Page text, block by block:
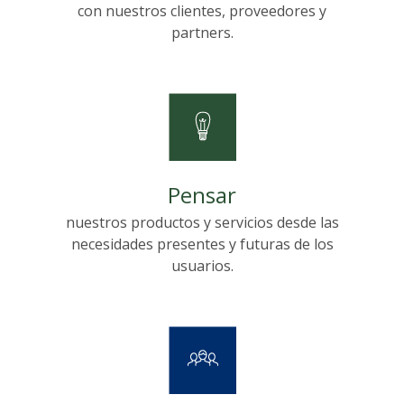
con nuestros clientes, proveedores y
partners.
Pensar
nuestros productos y servicios desde las
necesidades presentes y futuras de los
usuarios.